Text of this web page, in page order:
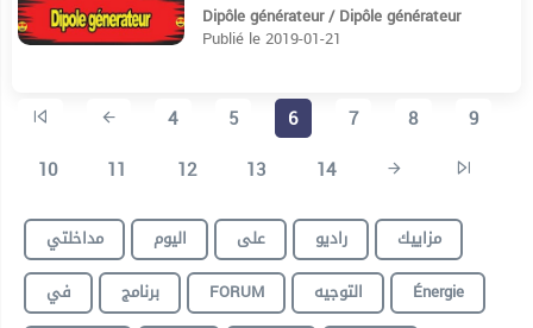
Dipôle générateur / Dipôle générateur
Publié le 2019-01-21
4 5 6 7 8
9
10
11 12 13 14
مداخلتي اليوم على راديو
مزاييك
في
برنامج FORUM التوجيه Énergie